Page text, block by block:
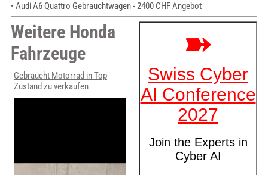
• Audi A6 Quattro Gebrauchtwagen - 2400 CHF Angebot
Weitere Honda
Fahrzeuge
Gebraucht Motorrad in Top
Zustand zu verkaufen